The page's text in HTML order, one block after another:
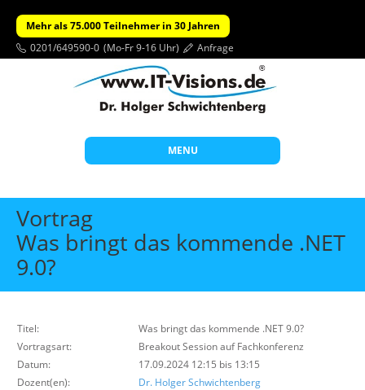
Mehr als 75.000 Teilnehmer in 30 Jahren
0201/649590-0 (Mo-Fr 9-16 Uhr) Anfrage
MENU
Start
Beratung
Über uns
Vortrag
Was bringt das kommende .NET
9.0?
Titel:
Was bringt das kommende .NET 9.0?
Vortragsart:
Breakout Session auf Fachkonferenz
Datum:
17.09.2024 12:15 bis 13:15
Dozent(en):
Dr. Holger Schwichtenberg